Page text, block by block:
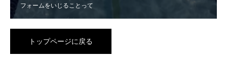
フォームをいじることって
トップページに戻る